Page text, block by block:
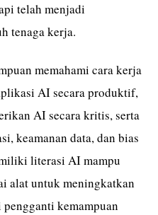
telah menjadi
tenaga kerja.
memahami cara kerja
AI secara produktif,
AI secara kritis, serta
keamanan data, dan bias
literasi AI mampu
alat untuk meningkatkan
kemampuan